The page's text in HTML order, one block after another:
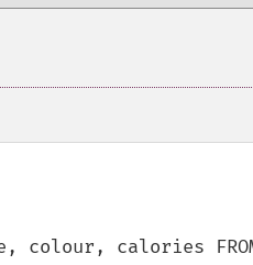
colour, calories